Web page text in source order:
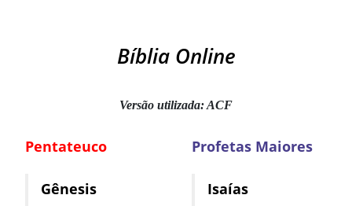
Bíblia Online
Versão utilizada: ACF
Pentateuco
Gênesis
Profetas Maiores
Isaías